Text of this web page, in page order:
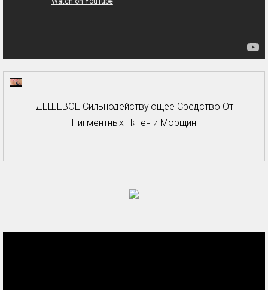
ДЕШЕВОЕ Сильнодействующее Средство От
Пигментных Пятен и Морщин